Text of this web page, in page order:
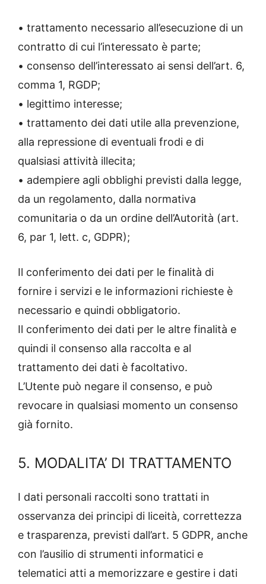
• trattamento necessario all’esecuzione di un
contratto di cui l’interessato è parte;
• consenso dell’interessato ai sensi dell’art. 6,
comma 1, RGDP;
• legittimo interesse;
• trattamento dei dati utile alla prevenzione,
alla repressione di eventuali frodi e di
qualsiasi attività illecita;
• adempiere agli obblighi previsti dalla legge,
da un regolamento, dalla normativa
comunitaria o da un ordine dell’Autorità (art.
6, par 1, lett. c, GDPR);
Il conferimento dei dati per le finalità di
fornire i servizi e le informazioni richieste è
necessario e quindi obbligatorio.
Il conferimento dei dati per le altre finalità e
quindi il consenso alla raccolta e al
trattamento dei dati è facoltativo.
L’Utente può negare il consenso, e può
revocare in qualsiasi momento un consenso
già fornito.
5. MODALITA’ DI TRATTAMENTO
I dati personali raccolti sono trattati in
osservanza dei principi di liceità, correttezza
e trasparenza, previsti dall’art. 5 GDPR, anche
con l’ausilio di strumenti informatici e
telematici atti a memorizzare e gestire i dati